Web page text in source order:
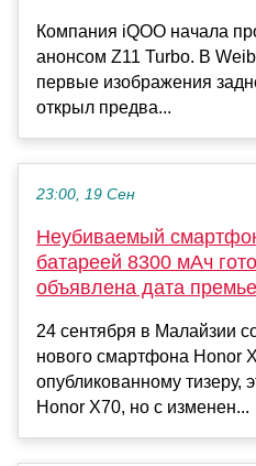
Компания iQOO начала
анонсом Z11 Turbo. В
первые изображения
открыл предва...
23:00, 19 Сен
Неубиваемый
батареей 8300 мАч
объявлена дата
24 сентября в Малайзии
нового смартфона Honor
опубликованному тизеру,
Honor X70, но с изменен...